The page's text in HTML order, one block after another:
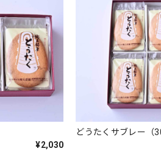
¥2,030
どうたくサブレー（